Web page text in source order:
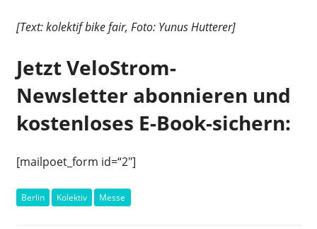
[Text: kolektif bike fair, Foto: Yunus Hutterer]
Jetzt VeloStrom-
Newsletter abonnieren und
kostenloses E-Book-sichern:
[mailpoet_form id=“2″]
Berlin Kolektiv Messe